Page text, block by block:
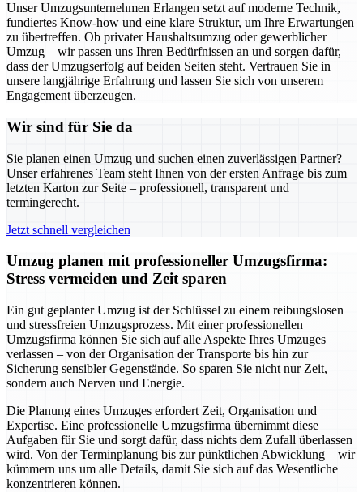
Unser Umzugsunternehmen Erlangen setzt auf moderne Technik,
fundiertes Know-how und eine klare Struktur, um Ihre Erwartungen
zu übertreffen. Ob privater Haushaltsumzug oder gewerblicher
Umzug – wir passen uns Ihren Bedürfnissen an und sorgen dafür,
dass der Umzugserfolg auf beiden Seiten steht. Vertrauen Sie in
unsere langjährige Erfahrung und lassen Sie sich von unserem
Engagement überzeugen.
Wir sind für Sie da
Sie planen einen Umzug und suchen einen zuverlässigen Partner?
Unser erfahrenes Team steht Ihnen von der ersten Anfrage bis zum
letzten Karton zur Seite – professionell, transparent und
termingerecht.
Jetzt schnell vergleichen
Umzug planen mit professioneller Umzugsfirma:
Stress vermeiden und Zeit sparen
Ein gut geplanter Umzug ist der Schlüssel zu einem reibungslosen
und stressfreien Umzugsprozess. Mit einer professionellen
Umzugsfirma können Sie sich auf alle Aspekte Ihres Umzuges
verlassen – von der Organisation der Transporte bis hin zur
Sicherung sensibler Gegenstände. So sparen Sie nicht nur Zeit,
sondern auch Nerven und Energie.
Die Planung eines Umzuges erfordert Zeit, Organisation und
Expertise. Eine professionelle Umzugsfirma übernimmt diese
Aufgaben für Sie und sorgt dafür, dass nichts dem Zufall überlassen
wird. Von der Terminplanung bis zur pünktlichen Abwicklung – wir
kümmern uns um alle Details, damit Sie sich auf das Wesentliche
konzentrieren können.